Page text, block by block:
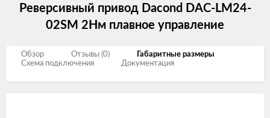
Реверсивный привод Dacond DAC-LM24-
02SM 2Нм плавное управление
Обзор Отзывы (0)
Габаритные размеры
Схема подключения
Документация